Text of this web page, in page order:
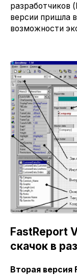
разработчиков
версии пришла
возможности
FastReport
скачок в
Вторая версия